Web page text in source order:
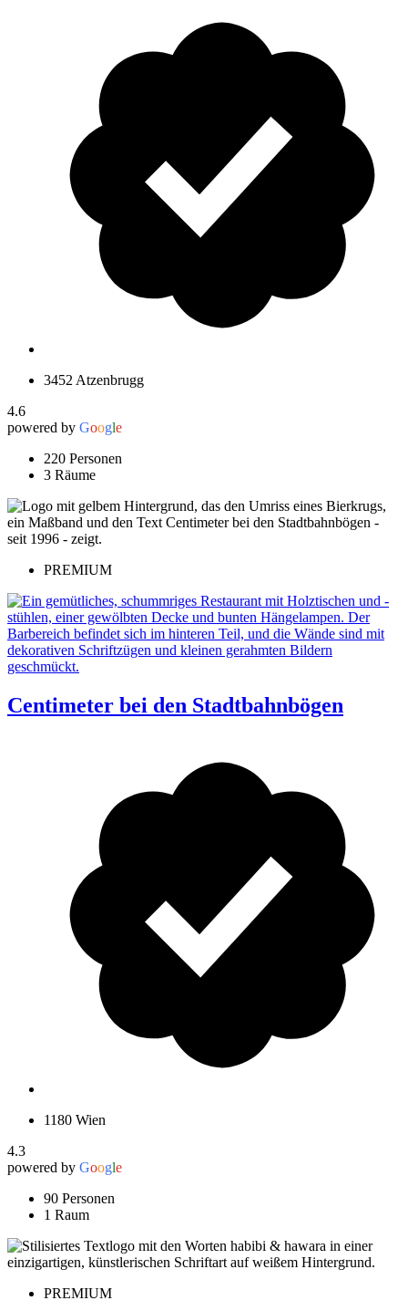
3452 Atzenbrugg
4.6
powered by Google
220 Personen
3 Räume
PREMIUM
Centimeter bei den Stadtbahnbögen
1180 Wien
4.3
powered by Google
90 Personen
1 Raum
PREMIUM